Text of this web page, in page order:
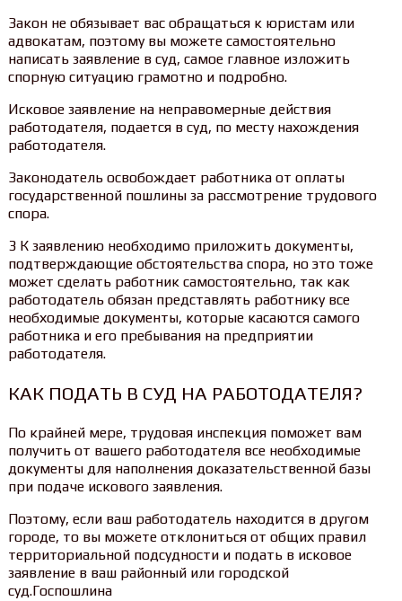
Закон не обязывает вас обращаться к юристам или
адвокатам, поэтому вы можете самостоятельно
написать заявление в суд, самое главное изложить
спорную ситуацию грамотно и подробно.
Исковое заявление на неправомерные действия
работодателя, подается в суд, по месту нахождения
работодателя.
Законодатель освобождает работника от оплаты
государственной пошлины за рассмотрение трудового
спора.
3 К заявлению необходимо приложить документы,
подтверждающие обстоятельства спора, но это тоже
может сделать работник самостоятельно, так как
работодатель обязан представлять работнику все
необходимые документы, которые касаются самого
работника и его пребывания на предприятии
работодателя.
КАК ПОДАТЬ В СУД НА РАБОТОДАТЕЛЯ?
По крайней мере, трудовая инспекция поможет вам
получить от вашего работодателя все необходимые
документы для наполнения доказательственной базы
при подаче искового заявления.
Поэтому, если ваш работодатель находится в другом
городе, то вы можете отклониться от общих правил
территориальной подсудности и подать в исковое
заявление в ваш районный или городской
суд.Госпошлина